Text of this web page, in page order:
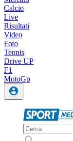
Calcio
Live
Risultati
Video
Foto
Tennis
Drive UP
F1
MotoGp